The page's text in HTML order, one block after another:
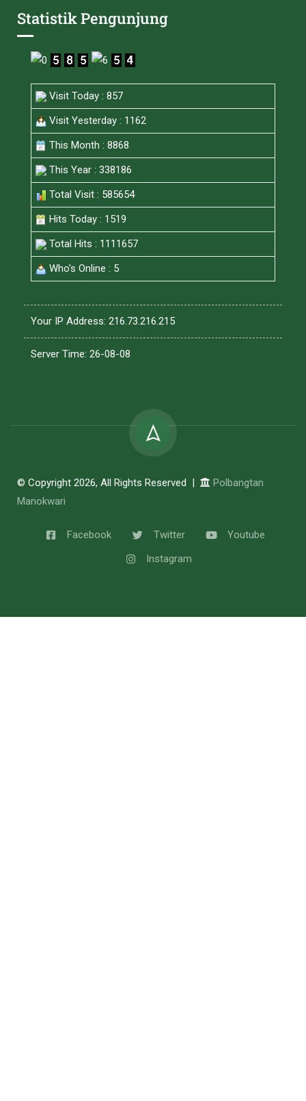
Statistik Pengunjung
Visit Today : 857
Visit Yesterday : 1162
This Month : 8868
This Year : 338186
Total Visit : 585654
Hits Today : 1519
Total Hits : 1111657
Who's Online : 5
Your IP Address: 216.73.216.215
Server Time: 26-08-08
© Copyright 2026, All Rights Reserved |
Polbangtan
Manokwari
Facebook Twitter
Youtube
Instagram